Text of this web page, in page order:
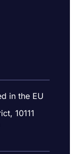
in the EU
10111